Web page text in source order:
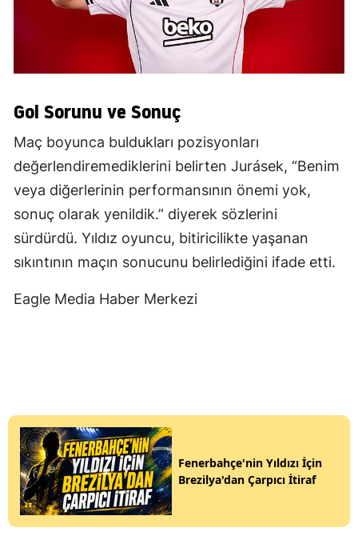
Gol Sorunu ve Sonuç
Maç boyunca buldukları pozisyonları
değerlendiremediklerini belirten Jurásek, “Benim
veya diğerlerinin performansının önemi yok,
sonuç olarak yenildik.” diyerek sözlerini
sürdürdü. Yıldız oyuncu, bitiricilikte yaşanan
sıkıntının maçın sonucunu belirlediğini ifade etti.
Eagle Media Haber Merkezi
Fenerbahçe'nin Yıldızı İçin
Brezilya'dan Çarpıcı İtiraf